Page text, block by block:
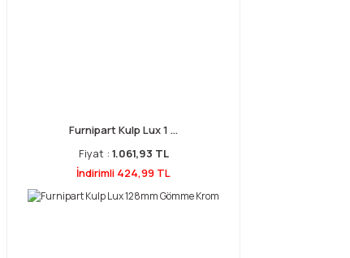
Furnipart Kulp Lux 1 ...
Fiyat : 1.061,93 TL
İndirimli 424,99 TL